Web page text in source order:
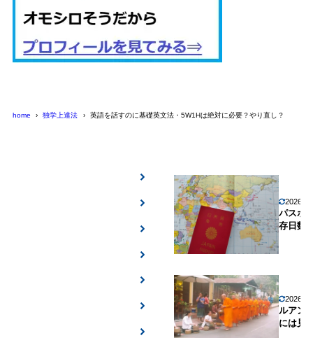
home 独学上達法 英語を話すのに基礎英文法・5W1Hは絶対に必要？やり直し？
2026年
パスポ
存日数
2026年
ルアン
には見